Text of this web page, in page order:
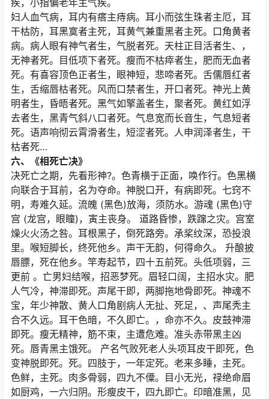
疾，小指偏老年主气疾。
妇人血气病，耳内有瘩主痔病。耳小而弦生珠者主厄，耳
干枯防，耳黑寞者主死，耳黄气兼重黑者主死。口角黄者
病。病人眼有神气者生，气脱者死。天柱正目活者生、，
无神者死。目低项下者死。瘦而不枯瘁者生，肥而无血者
死。有喜容顶色正者生，眼神短，悲啼者死。舌儒唇红者
生，舌缩唇枯者死。风而口禁者生，开口者死。神光上黄
明者生，昏晤者死。黑气如擎盖者生，聚者死。黄红如浮
去者生，黑青气斜八口者死。气息宽而长音生，气息短者
死。语声响彻云霄滑者生，短涩者死。人申润泽者生，干
枯者死…
六、《相死亡决》
决死亡之期，先看形神?。色青横于正面，唤作行。色黑横
向联合于耳前，名为夺命。神脱口开，有病即死。七窍不
明，寿难久延。流魄 (黑色)放海，须防水。游魂 (黑色)守
宫 (龙宫，眼瞳)，寅主丧身。 道路昏惨，跌蹿之灾。宫室
燥火火汤之咎。耳根黑子，倒死路旁。承桨纹深，恐投浪
里。喉短脚长，终死他乡。声干无韵，何得命久。 升酿披
唇膘，死在他乡。竿寿起节，四十五前死。头低项弱，三
更前 。亡男妇结喉，招恶梦死。眉轻口阔，主招水灾。肥
人气冷，神滞即死。声尾干即，两脚拖地骨即死。神魂不
宝，年少神散、黄人口角剧病人无扯、死足，、声尾秃主
合不久远。耳干色暗，不久即亡。，命亦不久。皮鼓神滞
即死。瘦无精神，筋不束，主遭危难。准头赤带黑主凶
死。唇青黑主饿死。 产名气败死老人头项耳皮干即死，色
变神脱即死。死。四肢于，一年定死。老来多睡，主死。
色鲜，主死。肉多骨弱，四九不僳。目小无光，禄绝命眉
如厨鸡，一六归阴。形瘦皮干，四九即亡。印暗准黑，见